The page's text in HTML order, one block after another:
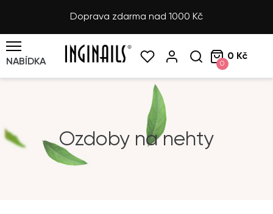
Doprava zdarma nad 1000 Kč
NABÍDKA 0
0 Kč
Ozdoby na nehty